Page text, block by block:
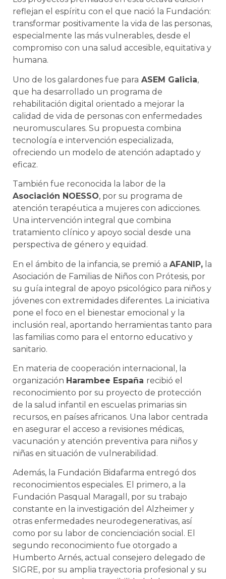
reflejan el espíritu con el que nació la Fundación:
transformar positivamente la vida de las personas,
especialmente las más vulnerables, desde el
compromiso con una salud accesible, equitativa y
humana.
Uno de los galardones fue para ASEM Galicia,
que ha desarrollado un programa de
rehabilitación digital orientado a mejorar la
calidad de vida de personas con enfermedades
neuromusculares. Su propuesta combina
tecnología e intervención especializada,
ofreciendo un modelo de atención adaptado y
eficaz.
También fue reconocida la labor de la
Asociación NOESSO, por su programa de
atención terapéutica a mujeres con adicciones.
Una intervención integral que combina
tratamiento clínico y apoyo social desde una
perspectiva de género y equidad.
En el ámbito de la infancia, se premió a AFANIP, la
Asociación de Familias de Niños con Prótesis, por
su guía integral de apoyo psicológico para niños y
jóvenes con extremidades diferentes. La iniciativa
pone el foco en el bienestar emocional y la
inclusión real, aportando herramientas tanto para
las familias como para el entorno educativo y
sanitario.
En materia de cooperación internacional, la
organización Harambee España recibió el
reconocimiento por su proyecto de protección
de la salud infantil en escuelas primarias sin
recursos, en países africanos. Una labor centrada
en asegurar el acceso a revisiones médicas,
vacunación y atención preventiva para niños y
niñas en situación de vulnerabilidad.
Además, la Fundación Bidafarma entregó dos
reconocimientos especiales. El primero, a la
Fundación Pasqual Maragall, por su trabajo
constante en la investigación del Alzheimer y
otras enfermedades neurodegenerativas, así
como por su labor de concienciación social. El
segundo reconocimiento fue otorgado a
Humberto Arnés, actual consejero delegado de
SIGRE, por su amplia trayectoria profesional y su